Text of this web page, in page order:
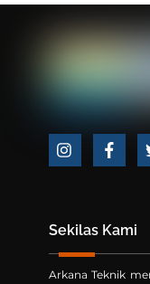
Icon
Icon
Sekilas Kami
Arkana Teknik